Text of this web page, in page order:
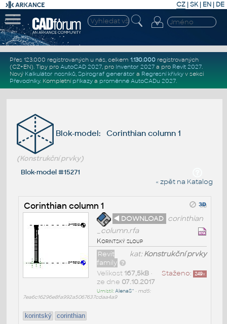
CZ | SK| EN | DE
Přes 123.000 registrovaných u nás, celkem 1.130.000registrovaných
(CZ+EN). Tipy pro AutoCAD 2027, pro Inventor 2027a pro Revit 2027.
Nový Kalkulátor nosníků, Spirograf generátor a Regresní křivkyv sekci
Převodníky. Kompletní příkazya proměnné AutoCADu 2027.
Blok-model: Corinthian column 1
(Konstrukční prvky)
Blok-model #15271
« zpět na Katalog
Corinthian column 1
◄ DOWNLOAD corinthian
_column.rfa
Korintský sloup
kat:Konstrukční prvky
Revit
family
Staženo: 249x
Velikost 167,5kB•
ze dne 07.10.2017
Umístil:AlenaS^ • md5:
7ea6c16296e8fa992a5067637cdaa4a9
korintský corinthian